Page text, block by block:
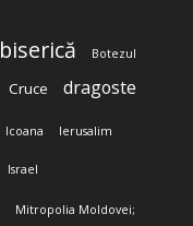
biserică Botezul
Cruce dragoste
Icoana Ierusalim
Israel
Mitropolia Moldovei;